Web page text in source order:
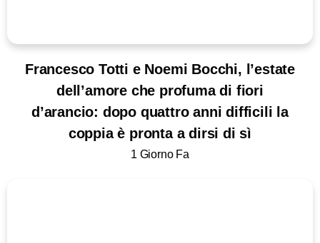
Francesco Totti e Noemi Bocchi, l’estate
dell’amore che profuma di fiori
d’arancio: dopo quattro anni difficili la
coppia è pronta a dirsi di sì
1 Giorno Fa